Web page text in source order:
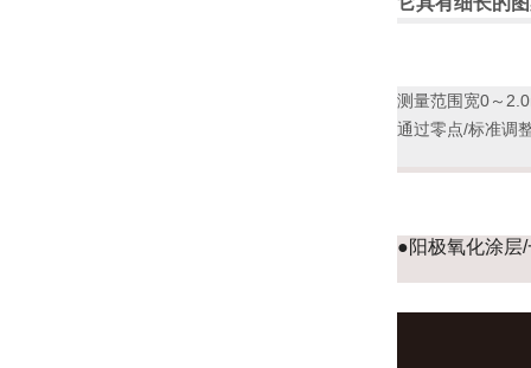
测量范围宽0～
通过零点/标准调
●阳极氧化涂层